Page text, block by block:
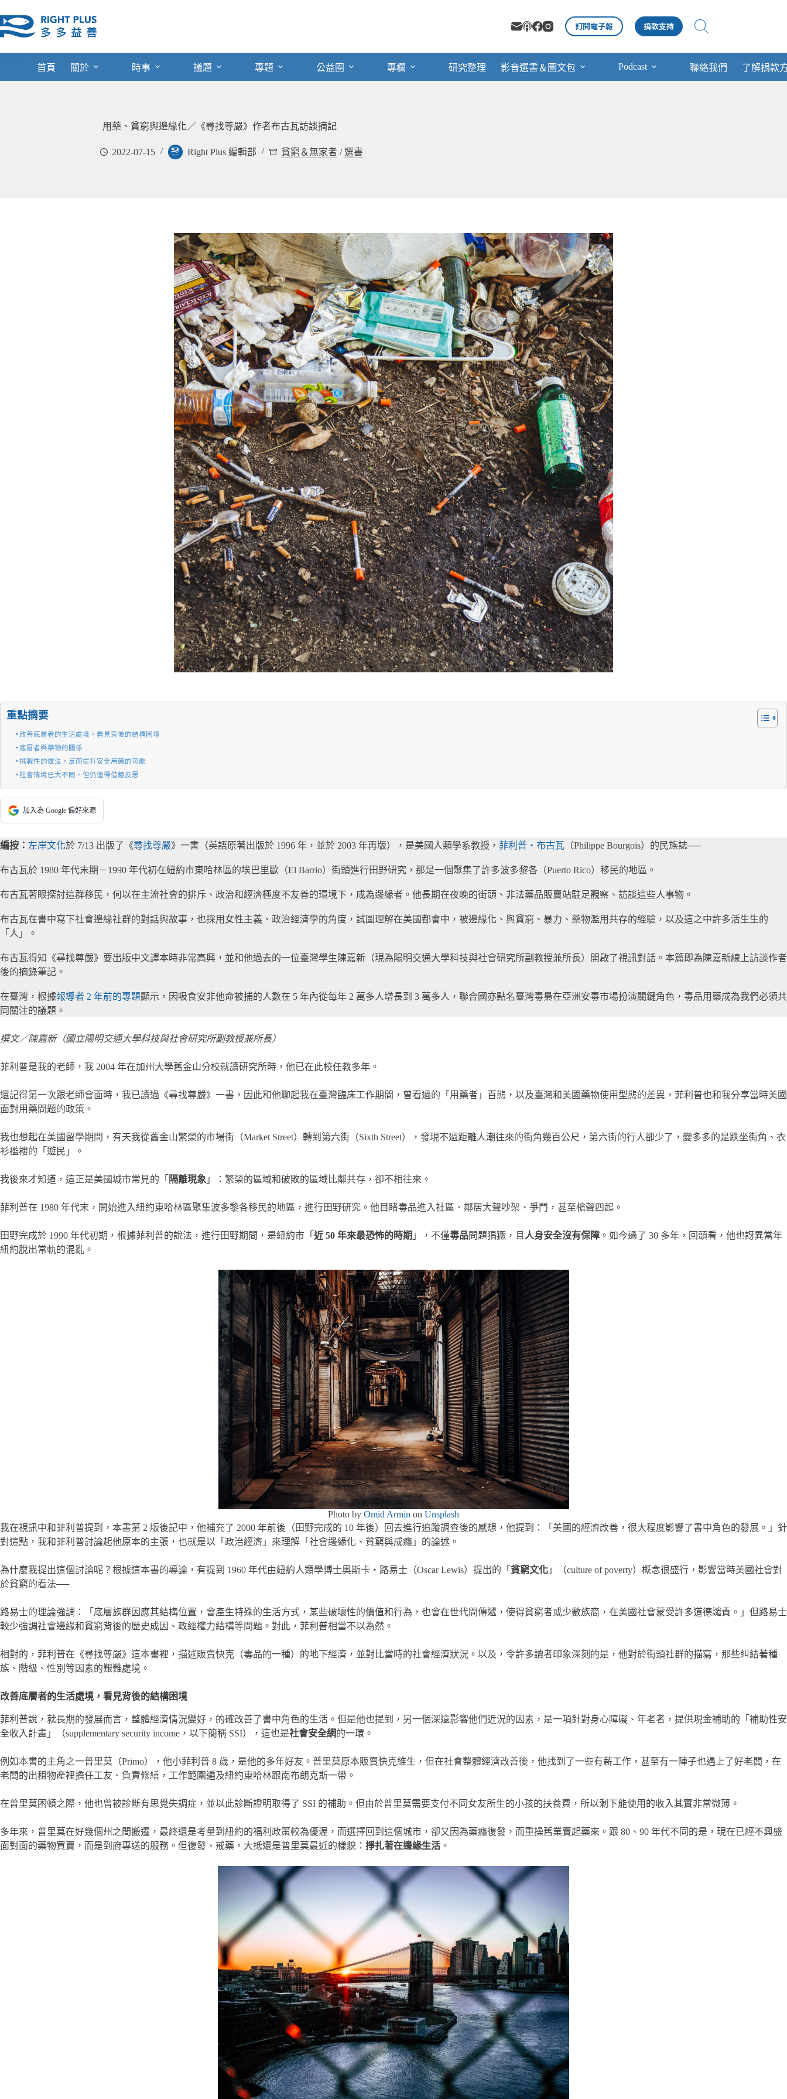
至
主
訂閱電子報 捐款支持
首頁 關於 時事 議題 專題 公益圈 專欄 研究整理 影音選書＆圖文包 Podcast 聯絡我們 了解捐款
用藥、貧窮與邊緣化／《尋找尊嚴》作者布古瓦訪談摘記
2022-07-15 Right Plus 編輯部 貧窮＆無家者/選書
重點摘要
改善底層者的生活處境，看見背後的結構困境
底層者與藥物的關係
挑戰性的做法，反而提升安全用藥的可能
社會情境已大不同，但仍值得借鏡反思
加入為 Google 偏好來源
編按： 左岸文化於 7/13 出版了《尋找尊嚴》一書（英語原著出版於 1996 年，並於 2003 年再版），是美國人類學系教授， 菲利普・布古瓦 （Philippe Bourgois）的民族誌──
布古瓦於 1980 年代末期－1990 年代初在紐約市東哈林區的埃巴里歐（El Barrio）街頭進行田野研究，那是一個聚集了許多波多黎各（Puerto Rico）移民的地區。
布古瓦著眼探討這群移民，何以在主流社會的排斥、政治和經濟極度不友善的環境下，成為邊緣者。他長期在夜晚的街頭、非法藥品販賣站駐足觀察、訪談這些人事物。
布古瓦在書中寫下社會邊緣社群的對話與故事，也採用女性主義、政治經濟學的角度，試圖理解在美國都會中，被邊緣化、與貧窮、暴力、藥物濫用共存的經驗，以及這之中許多活生生的
「人」。
布古瓦得知《尋找尊嚴》要出版中文譯本時非常高興，並和他過去的一位臺灣學生陳嘉新（現為陽明交通大學科技與社會研究所副教授兼所長）開啟了視訊對話。本篇即為陳嘉新線上訪談作者
後的摘錄筆記。
在臺灣，根據報導者 2 年前的專題顯示，因吸食安非他命被捕的人數在 5 年內從每年 2 萬多人增長到 3 萬多人，聯合國亦點名臺灣毒梟在亞洲安毒市場扮演關鍵角色，毒品用藥成為我們必須共
同關注的議題。
撰文／陳嘉新（國立陽明交通大學科技與社會研究所副教授兼所長）
菲利普是我的老師，我 2004 年在加州大學舊金山分校就讀研究所時，他已在此校任教多年。
還記得第一次跟老師會面時，我已讀過《尋找尊嚴》一書，因此和他聊起我在臺灣臨床工作期間，曾看過的「用藥者」百態，以及臺灣和美國藥物使用型態的差異，菲利普也和我分享當時美國
面對用藥問題的政策。
我也想起在美國留學期間，有天我從舊金山繁榮的市場街（Market Street）轉到第六街（Sixth Street），發現不過距離人潮往來的街角幾百公尺，第六街的行人卻少了，變多多的是跌坐街角、衣
衫襤褸的「遊民」。
我後來才知道，這正是美國城市常見的「 隔離現象 」：繁榮的區域和破敗的區域比鄰共存，卻不相往來。
菲利普在 1980 年代末，開始進入紐約東哈林區聚集波多黎各移民的地區，進行田野研究。他目睹毒品進入社區、鄰居大聲吵架、爭鬥，甚至槍聲四起。
田野完成於 1990 年代初期，根據菲利普的說法，進行田野期間，是紐約市「 近 50 年來最恐怖的時期 」，不僅毒品問題猖獗，且 人身安全沒有保障 。如今過了 30 多年，回頭看，他也訝異當年
紐約脫出常軌的混亂。
Photo by Omid Armin on Unsplash
我在視訊中和菲利普提到，本書第 2 版後記中，他補充了 2000 年前後（田野完成的 10 年後）回去進行追蹤調查後的感想，他提到：「美國的經濟改善，很大程度影響了書中角色的發展。」針
對這點，我和菲利普討論起他原本的主張，也就是以「政治經濟」來理解「社會邊緣化、貧窮與成癮」的論述。
為什麼我提出這個討論呢？根據這本書的導論，有提到 1960 年代由紐約人類學博士奧斯卡・路易士（Oscar Lewis）提出的「 貧窮文化 」（culture of poverty）概念很盛行，影響當時美國社會對
於貧窮的看法──
路易士的理論強調：「底層族群因應其結構位置，會產生特殊的生活方式，某些破壞性的價值和行為，也會在世代間傳遞，使得貧窮者或少數族裔，在美國社會蒙受許多道德譴責。」但路易士
較少強調社會邊緣和貧窮背後的歷史成因、政經權力結構等問題。對此，菲利普相當不以為然。
相對的，菲利普在《尋找尊嚴》這本書裡，描述販賣快克（毒品的一種）的地下經濟，並對比當時的社會經濟狀況。以及，令許多讀者印象深刻的是，他對於街頭社群的描寫，那些糾結著種
族、階級、性別等因素的艱難處境。
改善底層者的生活處境，看見背後的結構困境
菲利普說，就長期的發展而言，整體經濟情況變好，的確改善了書中角色的生活。但是他也提到，另一個深遠影響他們近況的因素，是一項針對身心障礙、年老者，提供現金補助的「補助性安
全收入計畫」（supplementary security income，以下簡稱 SSI），這也是社會安全網的一環。
例如本書的主角之一普里莫（Primo），他小菲利普 8 歲，是他的多年好友。普里莫原本販賣快克維生，但在社會整體經濟改善後，他找到了一些有薪工作，甚至有一陣子也遇上了好老闆，在
老闆的出租物產裡擔任工友、負責修繕，工作範圍遍及紐約東哈林跟南布朗克斯一帶。
在普里莫困頓之際，他也曾被診斷有思覺失調症，並以此診斷證明取得了 SSI 的補助。但由於普里莫需要支付不同女友所生的小孩的扶養費，所以剩下能使用的收入其實非常微薄。
多年來，普里莫在好幾個州之間搬遷，最終還是考量到紐約的福利政策較為優渥，而選擇回到這個城市，卻又因為藥癮復發，而重操舊業賣起藥來。跟 80、90 年代不同的是，現在已經不興盛
面對面的藥物買賣，而是到府專送的服務。但復發、戒藥，大抵還是普里莫最近的樣貌： 掙扎著在邊緣生活 。